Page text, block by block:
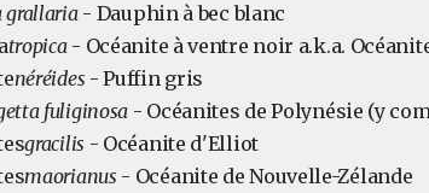
grallaria- Dauphin à bec blanc
tropica- Océanite à ventre noir a.k.a.
néréides - Puffin gris
fuliginosa - Océanites de Polynésie (y
gracilis - Océanite d'Elliot
maorianus - Océanite de Nouvelle-Zélande